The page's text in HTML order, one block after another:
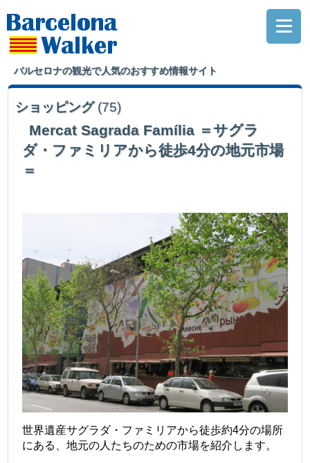
バルセロナの観光で人気のおすすめ情報サイト
ショッピング(75)
Mercat Sagrada Família ＝サグラ
ダ・ファミリアから徒歩4分の地元市場
＝
世界遺産サグラダ・ファミリアから徒歩約4分の場所
にある、地元の人たちのための市場を紹介します。